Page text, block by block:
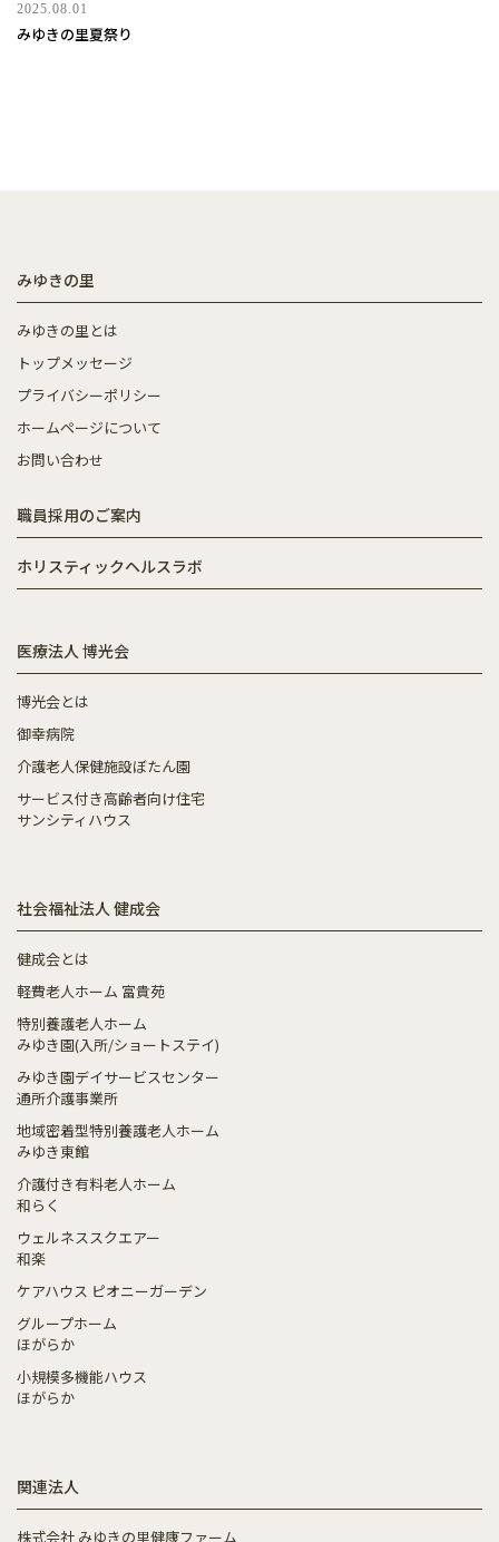
2025.08.01
みゆきの里夏祭り
みゆきの里
みゆきの里とは
トップメッセージ
プライバシーポリシー
ホームページについて
お問い合わせ
職員採用のご案内
ホリスティックヘルスラボ
医療法人 博光会
博光会とは
御幸病院
介護老人保健施設ぼたん園
サービス付き高齢者向け住宅
サンシティハウス
社会福祉法人 健成会
健成会とは
軽費老人ホーム 富貴苑
特別養護老人ホーム
みゆき園(入所/ショートステイ)
みゆき園デイサービスセンター
通所介護事業所
地域密着型特別養護老人ホーム
みゆき東館
介護付き有料老人ホーム
和らく
ウェルネススクエアー
和楽
ケアハウス ピオニーガーデン
グループホーム
ほがらか
小規模多機能ハウス
ほがらか
関連法人
株式会社 みゆきの里健康ファーム